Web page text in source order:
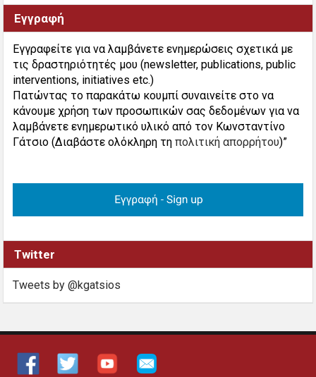
Εγγραφή
Εγγραφείτε για να λαμβάνετε ενημερώσεις σχετικά με
τις δραστηριότητές μου (newsletter, publications, public
interventions, initiatives etc.)
Πατώντας το παρακάτω κουμπί συναινείτε στο να
κάνουμε χρήση των προσωπικών σας δεδομένων για να
λαμβάνετε ενημερωτικό υλικό από τον Κωνσταντίνο
Γάτσιο (Διαβάστε ολόκληρη τηπολιτική απορρήτου)”
Twitter
Tweets by @kgatsios